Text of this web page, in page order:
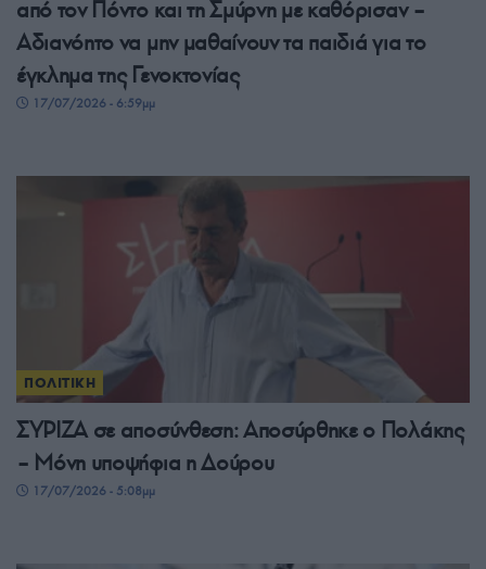
από τον Πόντο και τη Σμύρνη με καθόρισαν –
Αδιανόητο να μην μαθαίνουν τα παιδιά για το
έγκλημα της Γενοκτονίας
17/07/2026 - 6:59μμ
ΠΟΛΙΤΙΚΗ
ΣΥΡΙΖΑ σε αποσύνθεση: Αποσύρθηκε ο Πολάκης
– Μόνη υποψήφια η Δούρου
17/07/2026 - 5:08μμ